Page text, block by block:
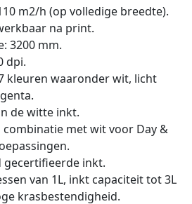
m2/h (op volledige breedte).
na print.
3200 mm.
dpi.
kleuren waaronder wit, licht
de witte inkt.
met wit voor Day &
gecertifieerde inkt.
van 1L, inkt capaciteit tot 3L
krasbestendigheid.